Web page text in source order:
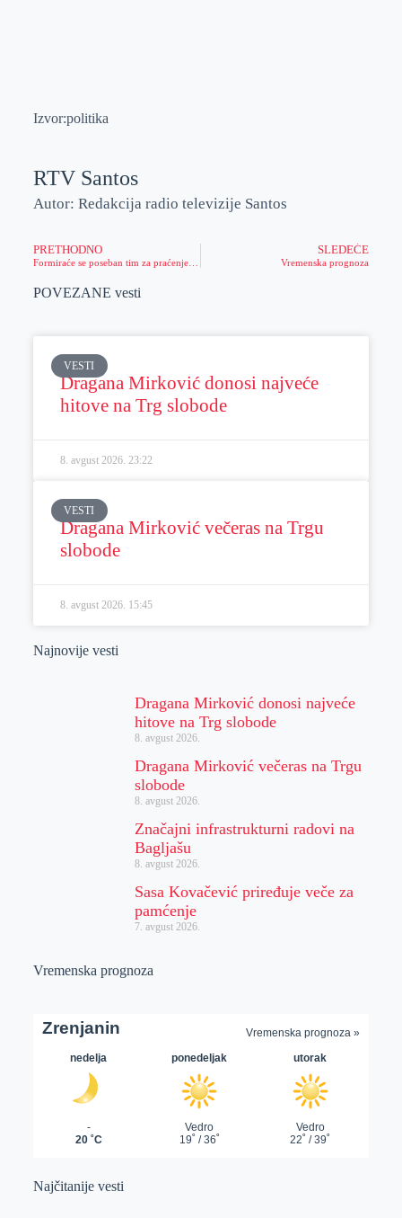
Izvor:politika
RTV Santos
Autor: Redakcija radio televizije Santos
PRETHODNO
Formiraće se poseban tim za praćenje situacije u školama
SLEDEĆE
Vremenska prognoza
POVEZANE vesti
VESTI
Dragana Mirković donosi najveće
hitove na Trg slobode
8. avgust 2026. 23:22
VESTI
Dragana Mirković večeras na Trgu
slobode
8. avgust 2026. 15:45
Najnovije vesti
Dragana Mirković donosi najveće
hitove na Trg slobode
8. avgust 2026.
Dragana Mirković večeras na Trgu
slobode
8. avgust 2026.
Značajni infrastrukturni radovi na
Bagljašu
8. avgust 2026.
Sasa Kovačević priređuje veče za
pamćenje
7. avgust 2026.
Vremenska prognoza
Najčitanije vesti